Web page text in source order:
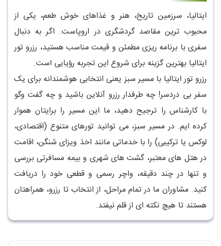
ایتالیا، سرزمین تاریخ، هنر و غذاهای خوش طعم، یکی از
محبوب ترین مقاصد گردشگری در اروپاست. اگر به دنبال
سفری با برنامه ریزی مطمئن و قیمت مناسب هستید، رزرو تور
ایتالیا بهترین گزینه برای شروع این تجربه رؤیایی است.
رزرو تور ایتالیا با مسیر سبز یعنی انتخابی هوشمندانه برای یک
سفر بی دردسر! چه طرفدار رزرو آنلاین باشید و چه گفت وگو
با کارشناس را ترجیح دهید، ما این مسیر را برایتان هموار
کرده ایم. در مسیر سبز، می توانید تورهای متنوع (اقتصادی،
لوکس یا ترکیبی) را با خدماتی مانند اخذ ویزای شنگن، اقامت
در هتل های معتبر، گشت های شهری و بیمه مسافرتی بررسی
و تنها در چند دقیقه، واچر رسمی و قطعی خود را دریافت
کنید. مشاوران ما در تمام مراحل، از انتخاب تا رزرو، همراهتان
هستند تا هیچ نکته ای از قلم نیفتد.